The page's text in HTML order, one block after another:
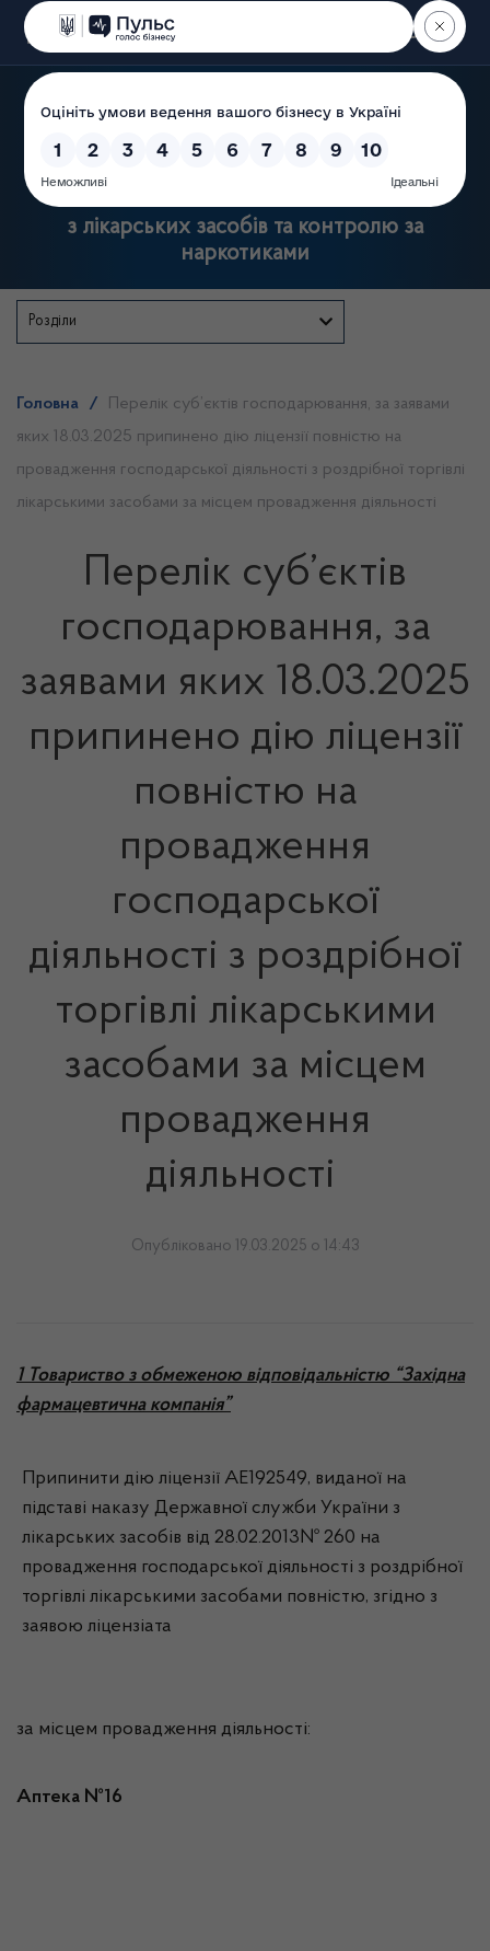
Пошук
Державна служба України
з лікарських засобів та контролю за
наркотиками
Розділи
Головна /
Перелік суб’єктів господарювання, за заявами
яких 18.03.2025 припинено дію ліцензії повністю на
провадження господарської діяльності з роздрібної торгівлі
лікарськими засобами за місцем провадження діяльності
Перелік суб’єктів
господарювання, за
заявами яких 18.03.2025
припинено дію ліцензії
повністю на
провадження
господарської
діяльності з роздрібної
торгівлі лікарськими
засобами за місцем
провадження
діяльності
Опубліковано 19.03.2025 о 14:43
1 Товариство з обмеженою відповідальністю “Західна
фармацевтична компанія”
Припинити дію ліцензії АЕ192549, виданої на
підставі наказу Державної служби України з
лікарських засобів від 28.02.2013№ 260 на
провадження господарської діяльності з роздрібної
торгівлі лікарськими засобами повністю, згідно з
заявою ліцензіата
за місцем провадження діяльності:
Аптека №16